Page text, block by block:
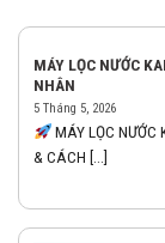
MÁY LỌC NƯỚC
NHÂN
5 Tháng 5, 2026
MÁY LỌC NƯỚC
& CÁCH [...]